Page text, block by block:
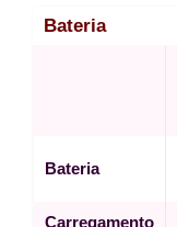
Bateria
Bateria
Carregamento